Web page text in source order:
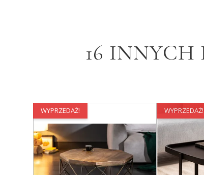
16 INNYCH
WYPRZEDAŻ! WYPRZEDAŻ!